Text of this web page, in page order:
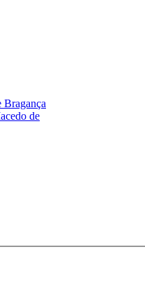
Bragança
de